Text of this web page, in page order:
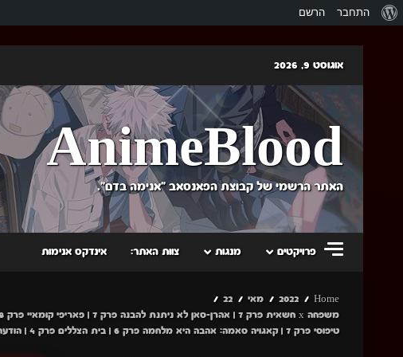
אודות
התחבר הרשם
content
אוגוסט 9, 2026
AnimeBlood
האתר הרשמי של קבוצת הפאנסאב "אנימה בדם".
פרויקטים מנגות צוות האתר: אינדקס אנימות
Home
2022 מאי
22
טיפוסי פרק 7 | קאגויה סאמה: אהבה היא מלחמה פרק 6 | בית הצללים פרק 4 | הודעה לגבי שיקימורי ועיבוד בקיץ.